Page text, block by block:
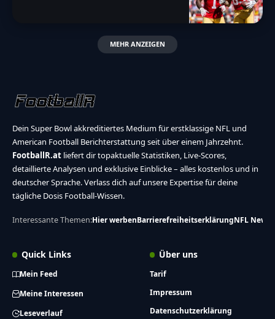
MEHR ANZEIGEN
Dein Super Bowl akkreditiertes Medium für erstklassige NFL und
American Football Berichterstattung seit über einem Jahrzehnt.
FootballR.at liefert dir topaktuelle Statistiken, Live-Scores,
detaillierte Analysen und exklusive Einblicke – alles kostenlos und in
deutscher Sprache. Verlass dich auf unsere Expertise für deine
tägliche Dosis Football-Wissen.
Interessante Themen:Hier werbenBarrierefreiheitserklärungNFL News
Quick Links
Mein Feed
Meine Interessen
Leseverlauf
Über uns
Tarif
Impressum
Datenschutzerklärung